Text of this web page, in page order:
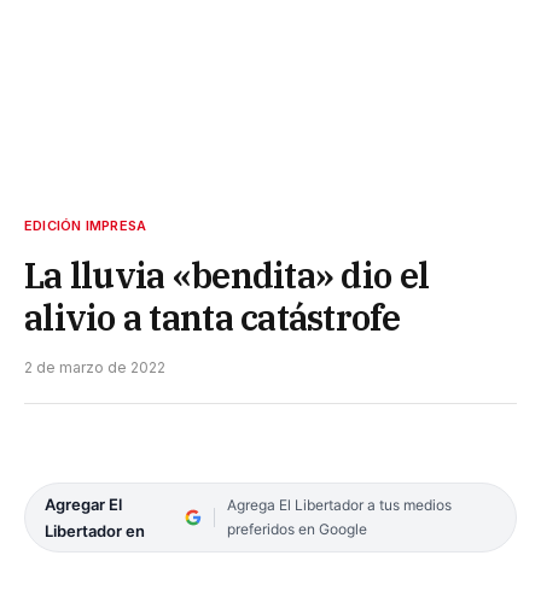
EDICIÓN IMPRESA
La lluvia «bendita» dio el
alivio a tanta catástrofe
2 de marzo de 2022
Agregar El
Libertador en
Agrega El Libertador a tus medios
preferidos en Google